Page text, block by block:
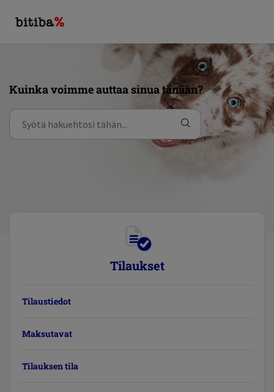
Kuinka voimme auttaa sinua tänään?
Tilaukset
Tilaustiedot
Maksutavat
Tilauksen tila